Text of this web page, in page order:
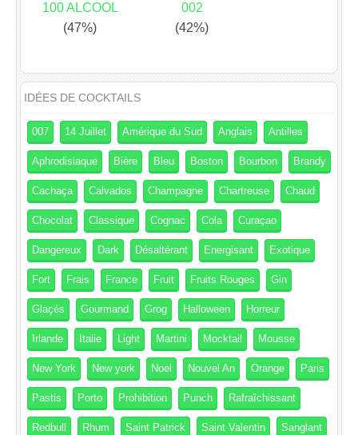
100 ALCOOL
(47%)
002
(42%)
IDÉES DE COCKTAILS
007 14 Juillet Amérique du Sud Anglais Antilles
Aphrodisiaque Bière Bleu Boston Bourbon Brandy
Cachaça Calvados Champagne Chartreuse Chaud
Chocolat Classique Cognac Cola Curaçao
Dangereux Dark Désaltérant Energisant Exotique
Fort Frais France Fruit Fruits Rouges Gin
Glaçés Gourmand Grog Halloween Horreur
Irlande Italie Light Martini Mocktail Mousse
New York New york Noel Nouvel An Orange Paris
Pastis Porto Prohibition Punch Rafraîchissant
Redbull Rhum Saint Patrick Saint Valentin Sanglant